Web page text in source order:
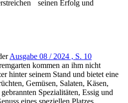
seinen Erfolg und
Ausgabe 08 / 2024 , S. 10
kommen an ihm nicht
hinter seinem Stand und bietet eine
Gemüsen, Salaten, Käsen,
Spezialitäten, Essig und
eines speziellen Platzes,